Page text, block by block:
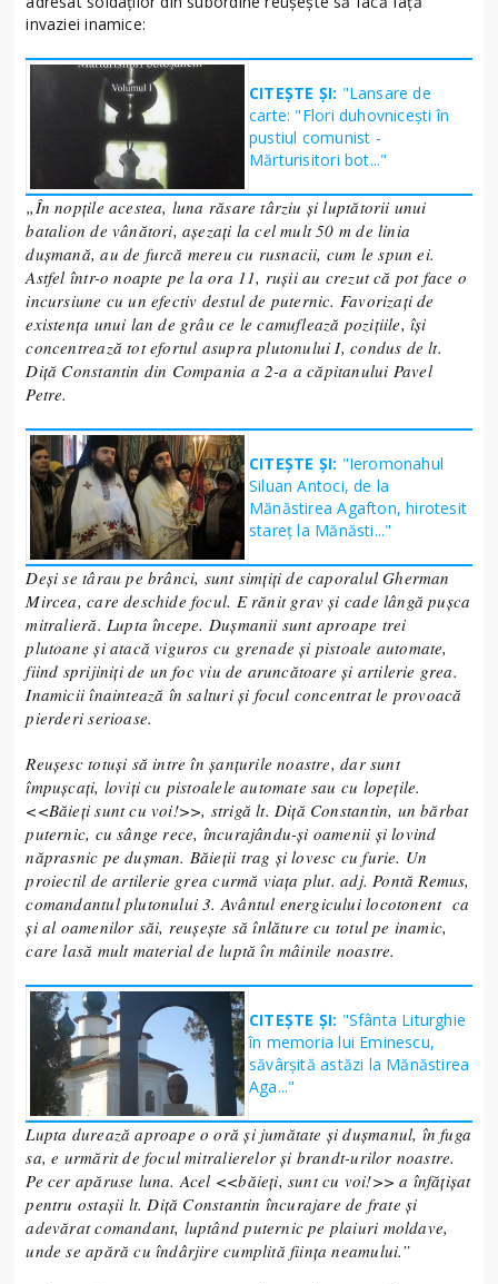
invaziei inamice:
CITEȘTE ȘI: "Lansare de
carte: "Flori duhovniceşti în
pustiul comunist -
Mărturisitori bot..."
„În nopțile acestea, luna răsare târziu și luptătorii unui
batalion de vânători, așezați la cel mult 50 m de linia
dușmană, au de furcă mereu cu rusnacii, cum le spun ei.
Astfel într-o noapte pe la ora 11, rușii au crezut că pot face o
incursiune cu un efectiv destul de puternic. Favorizați de
existența unui lan de grâu ce le camuflează pozițiile, își
concentrează tot efortul asupra plutonului I, condus de lt.
Diță Constantin din Compania a 2-a a căpitanului Pavel
Petre.
CITEȘTE ȘI: "Ieromonahul
Siluan Antoci, de la
Mănăstirea Agafton, hirotesit
stareț la Mănăsti..."
Deși se târau pe brânci, sunt simțiți de caporalul Gherman
Mircea, care deschide focul. E rănit grav și cade lângă pușca
mitralieră. Lupta începe. Dușmanii sunt aproape trei
plutoane și atacă viguros cu grenade și pistoale automate,
fiind sprijiniți de un foc viu de aruncătoare și artilerie grea.
Inamicii înaintează în salturi și focul concentrat le provoacă
pierderi serioase.
Reușesc totuși să intre în șanțurile noastre, dar sunt
împușcați, loviți cu pistoalele automate sau cu lopețile.
<<Băieți sunt cu voi!>>, strigă lt. Diță Constantin, un bărbat
puternic, cu sânge rece, încurajându-și oamenii și lovind
năprasnic pe dușman. Băieții trag și lovesc cu furie. Un
proiectil de artilerie grea curmă viața plut. adj. Pontă Remus,
comandantul plutonului 3. Avântul energicului locotonent ca
și al oamenilor săi, reușește să înlăture cu totul pe inamic,
care lasă mult material de luptă în mâinile noastre.
CITEȘTE ȘI: "Sfânta Liturghie
în memoria lui Eminescu,
săvârşită astăzi la Mănăstirea
Aga..."
Lupta durează aproape o oră și jumătate și dușmanul, în fuga
sa, e urmărit de focul mitralierelor și brandt-urilor noastre.
Pe cer apăruse luna. Acel <<băieți, sunt cu voi!>> a înfățișat
pentru ostașii lt. Diță Constantin încurajare de frate și
adevărat comandant, luptând puternic pe plaiuri moldave,
unde se apără cu îndârjire cumplită ființa neamului.”